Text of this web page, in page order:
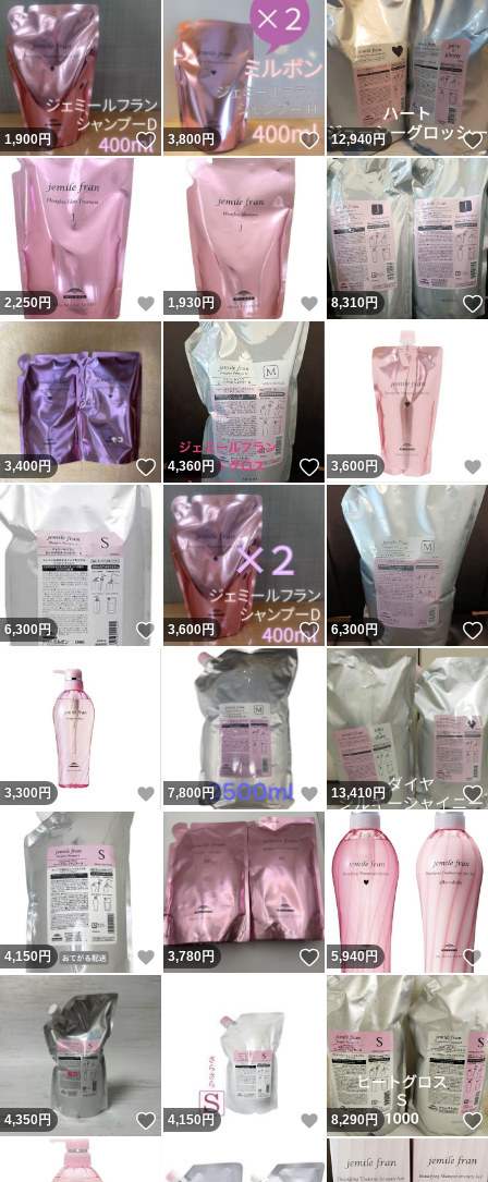
1,900円 いいね！
3,800円 いいね！
12,940円
2,250円 いいね！
1,930円 いいね！
8,310円
3,400円 いいね！
4,360円 いいね！
3,600 円
6,300円 いいね！
3,600円 いいね！
6,300円
3,300 円 いいね！
7,800円 いいね！
13,410円
4,150円 いいね！
3,780円 いいね！
5,940円
4,350円 いいね！
4,150円 いいね！
8,290円